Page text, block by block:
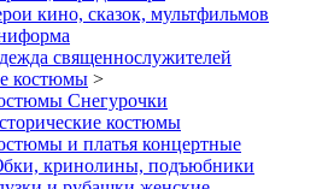
кино, сказок, мультфильмов
священнослужителей
костюмы >
Снегурочки
костюмы
и платья концертные
кринолины, подъюбники